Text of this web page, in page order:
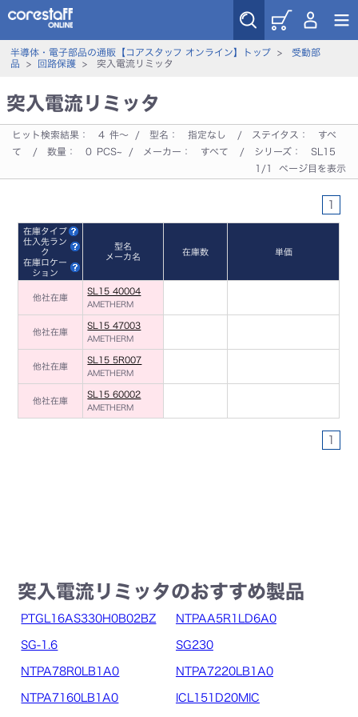
半導体・電子部品の通販【コアスタッフ オンライン】トップ>
受動部
品 > 回路保護> 突入電流リミッタ
突入電流リミッタ
ヒット検索結果： 4 件～ / 型名： 指定なし / ステイタス：
すべ
て
/ 数量： 0 PCS~ / メーカー： すべて / シリーズ：
SL15
1/1 ページ目を表示
1
在庫タイプ
仕入先ラン
ク
在庫ロケー
ション
型名
メーカ名
在庫数 単価
他社在庫
SL15 40004
AMETHERM
他社在庫
SL15 47003
AMETHERM
他社在庫
SL15 5R007
AMETHERM
他社在庫
SL15 60002
AMETHERM
1
突入電流リミッタのおすすめ製品
PTGL16AS330H0B02BZ NTPAA5R1LD6A0
SG-1.6 SG230
NTPA78R0LB1A0 NTPA7220LB1A0
NTPA7160LB1A0 ICL151D20MIC